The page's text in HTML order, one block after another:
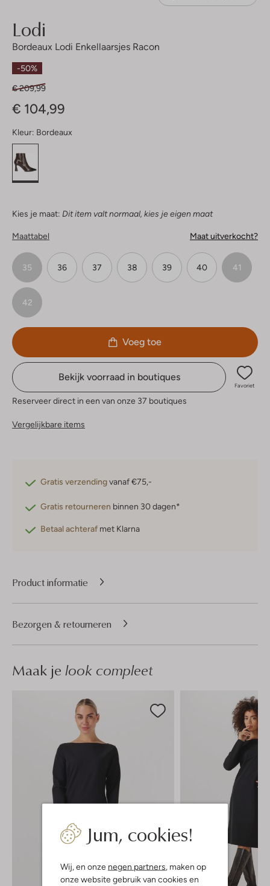
Jum, cookies!
Wij, en onze negen partners , maken op
onze website gebruik van cookies en
Lodi
Bordeaux Lodi Enkellaarsjes Racon
-50%
€ 209,99
€ 104,99
Kleur: Bordeaux
Kies je maat: Dit item valt normaal, kies je eigen maat
Maattabel Maat uitverkocht?
35 36 37 38 39 40 41
42
Voeg toe
Bekijk voorraad in boutiques
Favoriet
Reserveer direct in een van onze 37 boutiques
Vergelijkbare items
Gratis verzendingvanaf €75,-
Gratis retourneren binnen 30 dagen*
Betaal achteraf met Klarna
Product informatie
Bezorgen & retourneren
Maak je look compleet